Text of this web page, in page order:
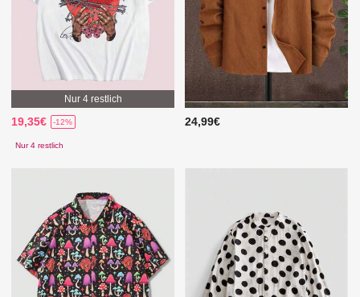
Nur 4 restlich
19,35€ -12%
Nur 4 restlich
24,99€